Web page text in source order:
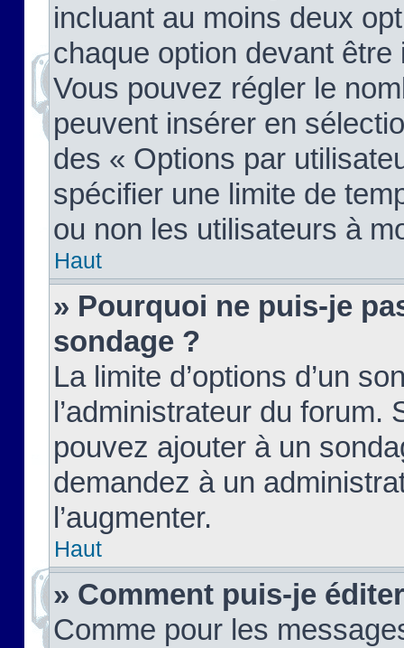
incluant au moins deux
chaque option devant
Vous pouvez régler le
peuvent insérer en
des « Options par
spécifier une limite de
ou non les utilisateurs à
Haut
» Pourquoi ne puis-je
sondage ?
La limite d’options d’un
l’administrateur du forum.
pouvez ajouter à un
demandez à un
l’augmenter.
Haut
» Comment puis-je
Comme pour les